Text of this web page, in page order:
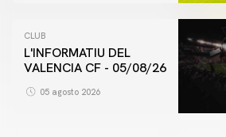
CLUB
L'INFORMATIU DEL
VALENCIA CF - 05/08/26
05 agosto 2026